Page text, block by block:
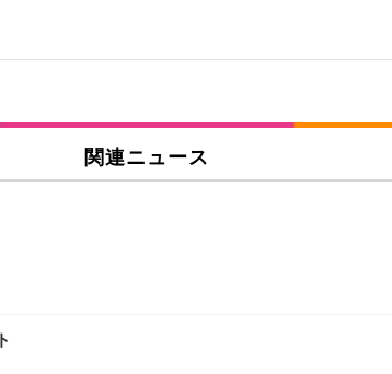
関連ニュース